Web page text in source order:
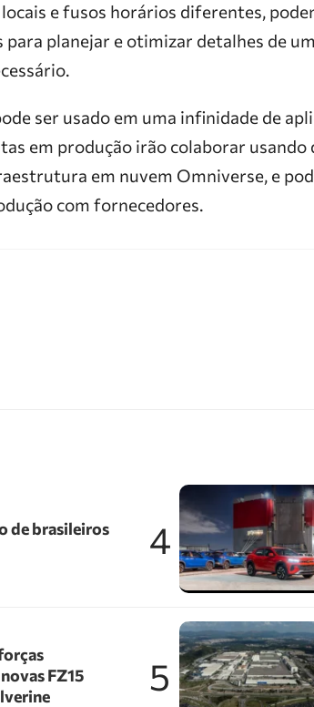
e fusos horários diferentes,
planejar e otimizar detalhes de
ser usado em uma infinidade de
em produção irão colaborar usando
em nuvem Omniverse, e
com fornecedores.
de brasileiros
FZ15
4
5